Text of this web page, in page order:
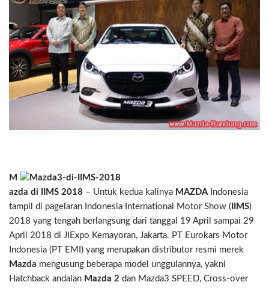
M
azda di IIMS 2018 – Untuk kedua kalinya MAZDAIndonesia
tampil di pagelaran Indonesia International Motor Show ( IIMS)
2018 yang tengah berlangsung dari tanggal 19 April sampai 29
April 2018 di JIExpo Kemayoran, Jakarta. PT Eurokars Motor
Indonesia (PT EMI) yang merupakan distributor resmi merek
Mazda mengusung beberapa model unggulannya, yakni
Hatchback andalan Mazda 2 dan Mazda3 SPEED, Cross-over